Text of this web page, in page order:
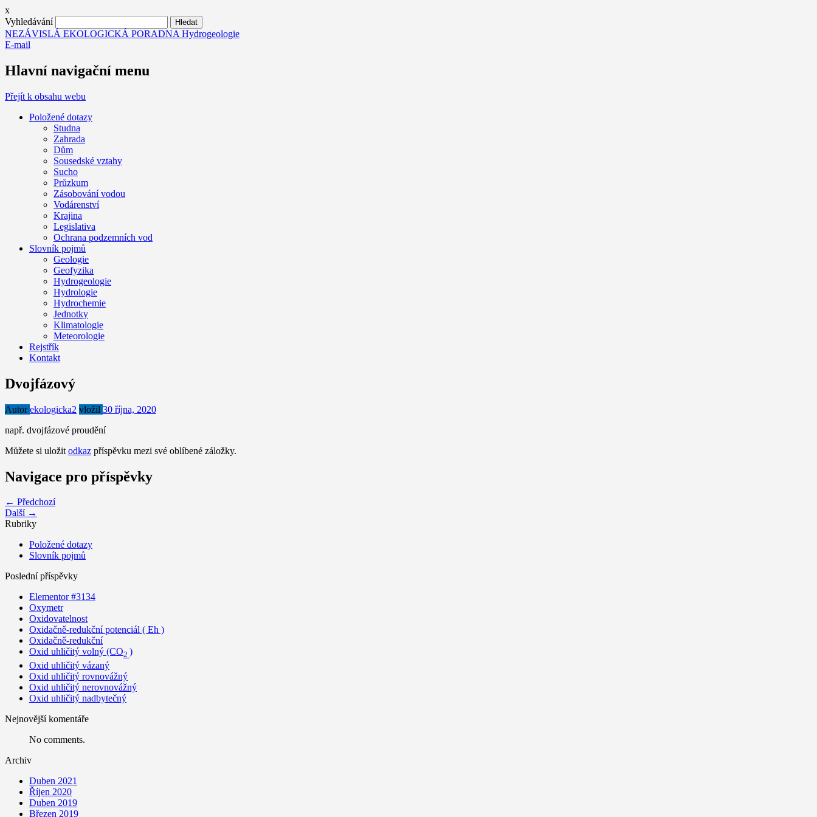
x
Vyhledávání
NEZÁVISLÁ EKOLOGICKÁ PORADNA Hydrogeologie
E-mail
Hlavní navigační menu
Přejít k obsahu webu
Položené dotazy
Studna
Zahrada
Dům
Sousedské vztahy
Sucho
Průzkum
Zásobování vodou
Vodárenství
Krajina
Legislativa
Ochrana podzemních vod
Slovník pojmů
Geologie
Geofyzika
Hydrogeologie
Hydrologie
Hydrochemie
Jednotky
Klimatologie
Meteorologie
Rejstřík
Kontakt
Dvojfázový
Autorekologicka2 vložil 30 října, 2020
např. dvojfázové proudění
Můžete si uložit odkaz příspěvku mezi své oblíbené záložky.
Navigace pro příspěvky
← Předchozí
Další →
Rubriky
Položené dotazy
Slovník pojmů
Poslední příspěvky
Elementor #3134
Oxymetr
Oxidovatelnost
Oxidačně-redukční potenciál ( Eh )
Oxidačně-redukční
Oxid uhličitý volný (CO2 )
Oxid uhličitý vázaný
Oxid uhličitý rovnovážný
Oxid uhličitý nerovnovážný
Oxid uhličitý nadbytečný
Nejnovější komentáře
No comments.
Archiv
Duben 2021
Říjen 2020
Duben 2019
Březen 2019